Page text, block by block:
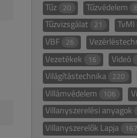
Tűz 20 Tűzvédelem
Tűzvizsgálat 21 TvMI
VBF 26
Vezetékek 16 Videó
Világítástechnika 220
Villámvédelem 106
Villanyszerelési anyagok
Villanyszerelők Lapja 167